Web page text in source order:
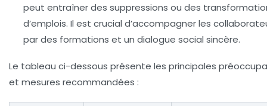
peut entraîner des suppressions ou des
d’emplois. Il est crucial d’accompagner les
par des formations et un dialogue social sincère.
Le tableau ci-dessous présente les principales
et mesures recommandées :